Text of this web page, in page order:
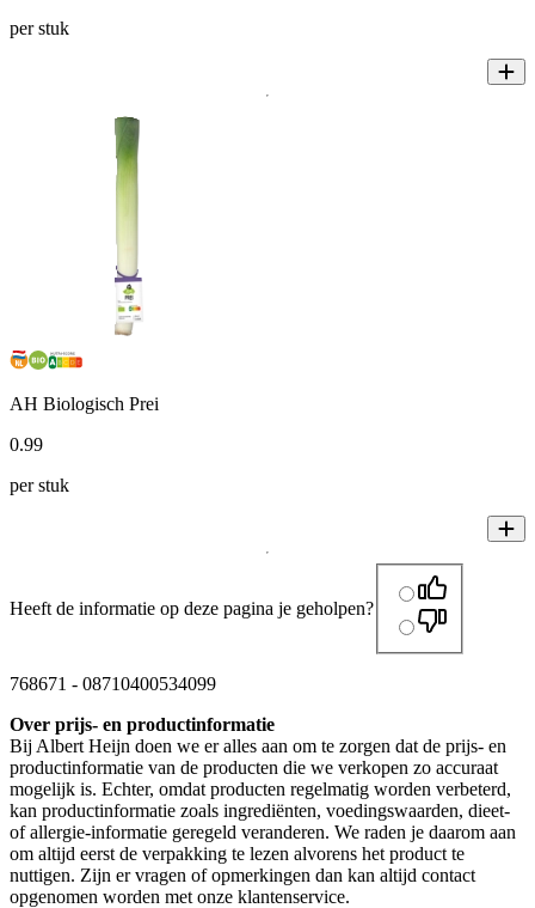
per stuk
AH Biologisch Prei
0.99
per stuk
Heeft de informatie op deze pagina je geholpen?
768671 - 08710400534099
Over prijs- en productinformatie
Bij Albert Heijn doen we er alles aan om te zorgen dat de prijs- en
productinformatie van de producten die we verkopen zo accuraat
mogelijk is. Echter, omdat producten regelmatig worden verbeterd,
kan productinformatie zoals ingrediënten, voedingswaarden, dieet-
of allergie-informatie geregeld veranderen. We raden je daarom aan
om altijd eerst de verpakking te lezen alvorens het product te
nuttigen. Zijn er vragen of opmerkingen dan kan altijd contact
opgenomen worden met onze klantenservice.